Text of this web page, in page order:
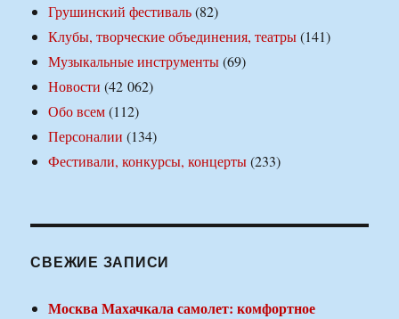
Грушинский фестиваль(82)
Клубы, творческие объединения, театры(141)
Музыкальные инструменты(69)
Новости (42 062)
Обо всем(112)
Персоналии (134)
Фестивали, конкурсы, концерты(233)
СВЕЖИЕ ЗАПИСИ
Москва Махачкала самолет: комфортное